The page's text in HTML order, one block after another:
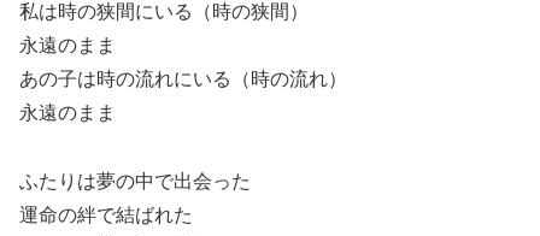
私は時の狭間にいる（時の狭間）
永遠のまま
あの子は時の流れにいる（時の流れ）
永遠のまま
ふたりは夢の中で出会った
運命の絆で結ばれた